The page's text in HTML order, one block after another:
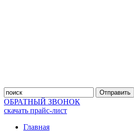
Отправить
ОБРАТНЫЙ ЗВОНОК
скачать прайс-лист
Главная